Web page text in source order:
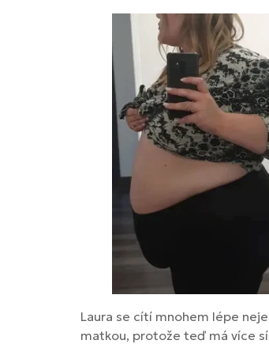
Laura se cítí mnohem lépe
matkou, protože teď má více